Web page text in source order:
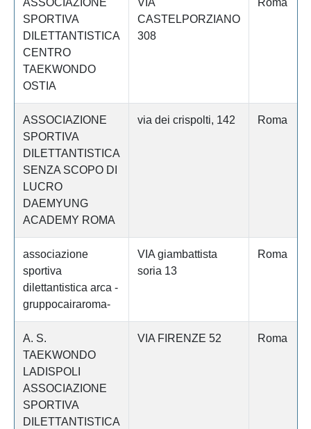
ASSOCIAZIONE
SPORTIVA
DILETTANTISTICA
CENTRO
TAEKWONDO
OSTIA
VIA
CASTELPORZIANO
308
Roma
ASSOCIAZIONE
SPORTIVA
DILETTANTISTICA
SENZA SCOPO DI
LUCRO
DAEMYUNG
ACADEMY ROMA
via dei crispolti, 142 Roma
associazione
sportiva
dilettantistica arca -
gruppocairaroma-
VIA giambattista
soria 13
Roma
A. S.
TAEKWONDO
LADISPOLI
ASSOCIAZIONE
SPORTIVA
DILETTANTISTICA
VIA FIRENZE 52 Roma